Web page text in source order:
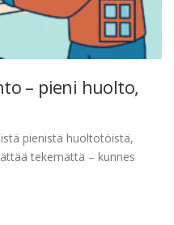
– pieni huolto,
pienistä huoltotöistä,
tekemättä – kunnes